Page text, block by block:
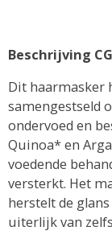
Beschrijving
Dit haarmasker
samengestseld
ondervoed en
Quinoa* en
voedende
versterkt. Het
herstelt de
uiterlijk van